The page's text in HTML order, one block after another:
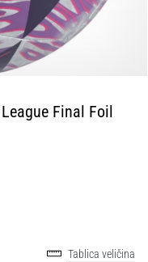
Final Foil
Tablica veličina